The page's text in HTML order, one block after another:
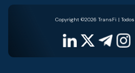
Copyright ©2026 TransFi |